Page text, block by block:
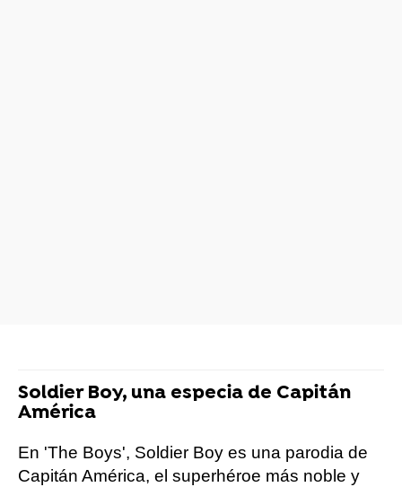
Soldier Boy, una especia de Capitán
América
En 'The Boys', Soldier Boy es una parodia de
Capitán América, el superhéroe más noble y